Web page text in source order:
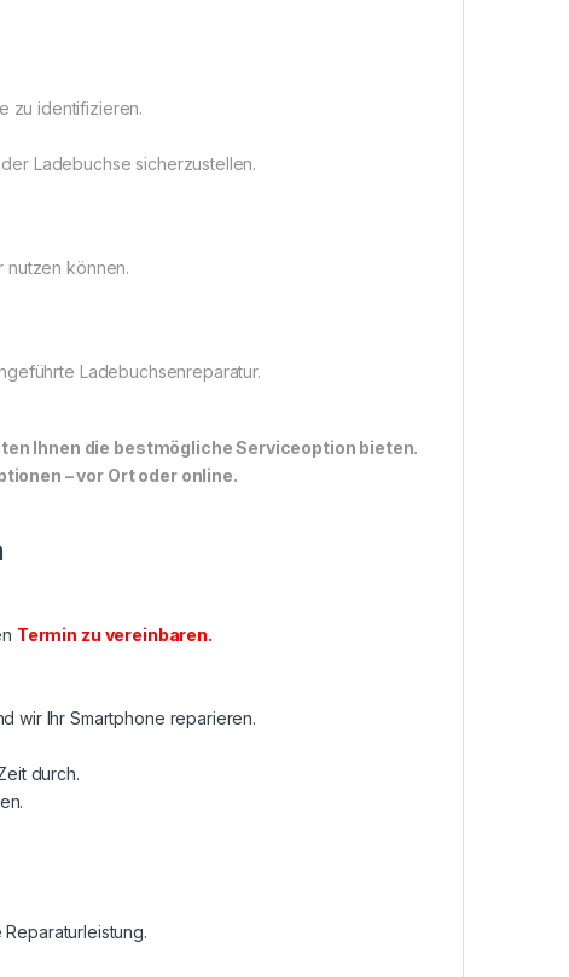
zu identifizieren.
Ladebuchse sicherzustellen.
nutzen können.
Ladebuchsenreparatur.
Ihnen die bestmögliche Serviceoption bieten.
– vor Ort oder online.
Termin zu vereinbaren.
wir Ihr Smartphone reparieren.
durch.